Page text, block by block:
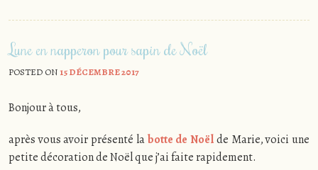
Lune en napperon pour sapin de Noël
POSTED ON15 DÉCEMBRE 2017
Bonjour à tous,
après vous avoir présenté labotte de Noëlde Marie, voici une
petite décoration de Noël que j’ai faite rapidement.